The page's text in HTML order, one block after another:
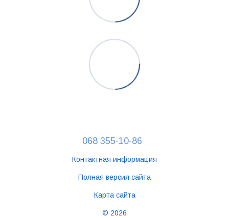
068 355-10-86
Контактная информация
Полная версия сайта
Карта сайта
© 2026